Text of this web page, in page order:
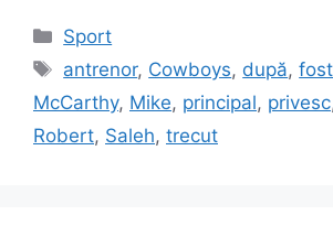
Categories
Sport
Tags
antrenor, Cowboys, după,
McCarthy, Mike, principal, privesc
Robert, Saleh, trecut